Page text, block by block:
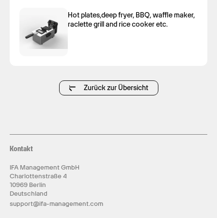
Hot plates,deep fryer, BBQ, waffle maker,
raclette grill and rice cooker etc.
Zurück zur Übersicht
Kontakt
IFA Management GmbH
Charlottenstraße 4
10969 Berlin
Deutschland
support@ifa-management.com